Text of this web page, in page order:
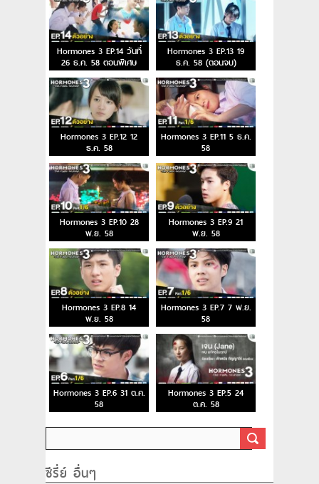
Hormones 3 EP.14 วันที่
26 ธ.ค. 58 ตอนพิเศษ
Hormones 3 EP.13 19
ธ.ค. 58 (ตอนจบ)
Hormones 3 EP.12 12
ธ.ค. 58
Hormones 3 EP.11 5 ธ.ค.
58
Hormones 3 EP.10 28
พ.ย. 58
Hormones 3 EP.9 21
พ.ย. 58
Hormones 3 EP.8 14
พ.ย. 58
Hormones 3 EP.7 7 พ.ย.
58
Hormones 3 EP.6 31 ต.ค.
58
Hormones 3 EP.5 24
ต.ค. 58
ซีรี่ย์ อื่นๆ